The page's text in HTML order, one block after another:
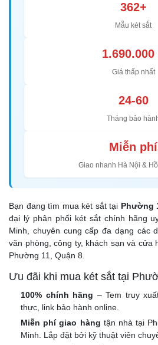
362+
Mẫu két sắt
1.690.000
Giá thấp nhất
24-60
Tháng bảo
Miễn phí
Giao nhanh Hà Nội &
Bạn đang tìm mua két sắt tại Phường
đại lý phân phối két sắt chính hãng
Minh, chuyên cung cấp đa dạng các
văn phòng, công ty, khách sạn và cửa
Phường 11, Quận 8.
Ưu đãi khi mua két sắt tại
100% chính hãng – Tem truy
thực, link bảo hành online.
Miễn phí giao hàng tận nhà tại
Minh. Lắp đặt bởi kỹ thuật viên